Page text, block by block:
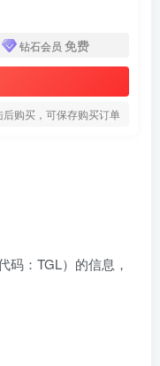
钻石会员 免费
购买，可保存购买订单
码：TGL）的信息，